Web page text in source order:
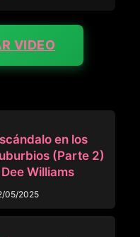
VIDEO
en los
(Parte 2)
Dee Williams
05/2025